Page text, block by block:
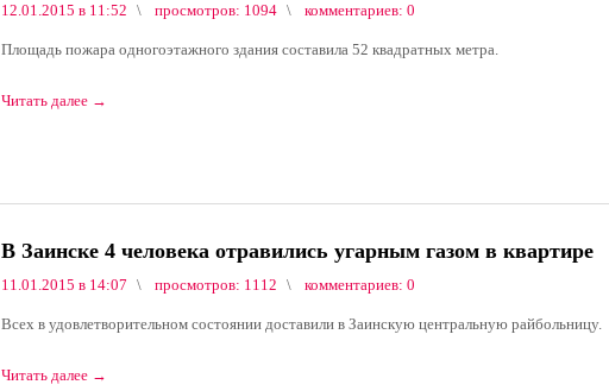
12.01.2015 в 11:52 просмотров: 1094 комментариев: 0
Площадь пожара одногоэтажного здания составила 52 квадратных метра.
Читать далее →
В Заинске 4 человека отравились угарным газом в квартире
11.01.2015 в 14:07 просмотров: 1112 комментариев: 0
Всех в удовлетворительном состоянии доставили в Заинскую центральную райбольницу.
Читать далее →